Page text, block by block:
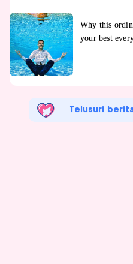
Telusuri